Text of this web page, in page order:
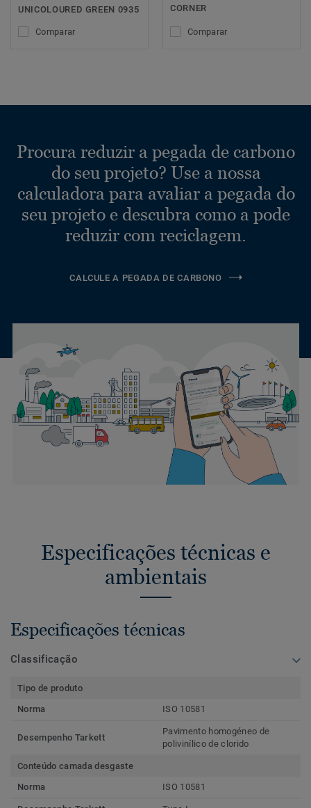
UNICOLOURED GREEN 0935
Comparar
CORNER
Comparar
Procura reduzir a pegada de carbono
do seu projeto? Use a nossa
calculadora para avaliar a pegada do
seu projeto e descubra como a pode
reduzir com reciclagem.
CALCULE A PEGADA DE CARBONO
Especificações técnicas e
ambientais
Especificações técnicas
Classificação
Tipo de produto
Norma
ISO 10581
Desempenho Tarkett
Pavimento homogéneo de
polivinílico de clorido
Conteúdo camada desgaste
Norma
ISO 10581